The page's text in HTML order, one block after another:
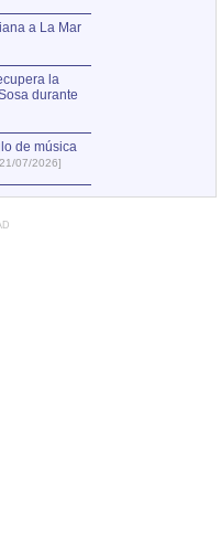
a La Mar
la
durante
de música
07/2026]